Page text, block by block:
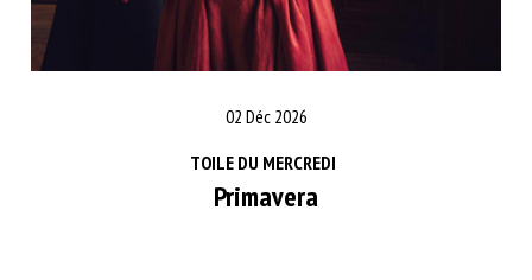
02 Déc 2026
TOILE DU MERCREDI
Primavera